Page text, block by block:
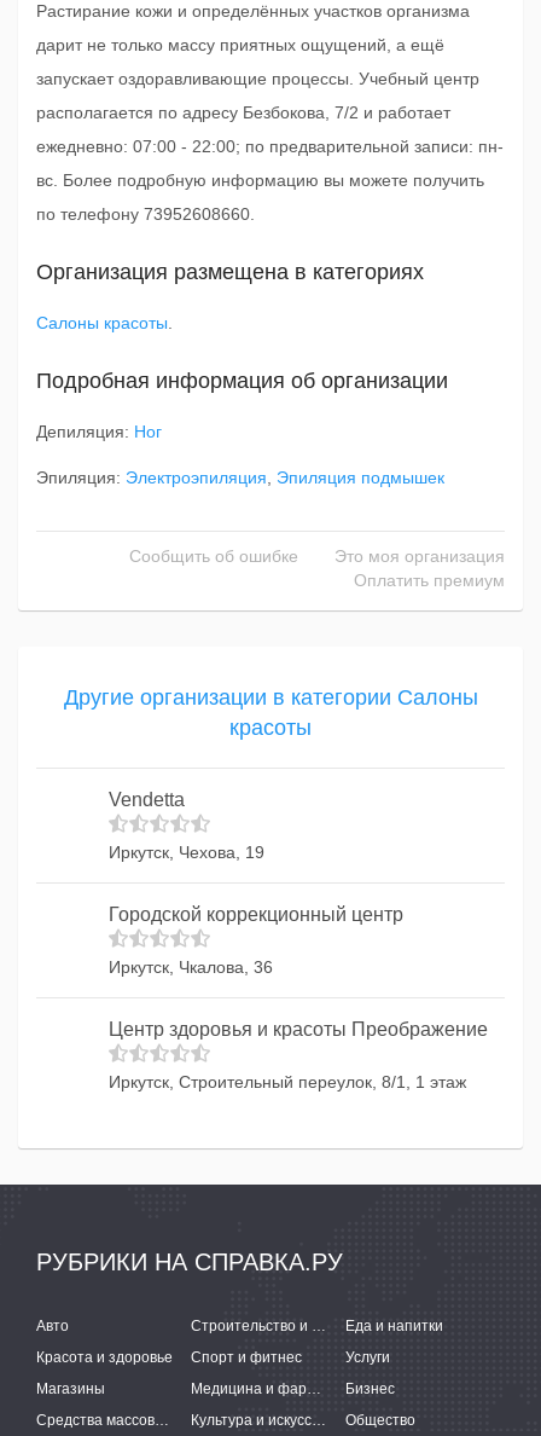
Растирание кожи и определённых участков организма
дарит не только массу приятных ощущений, а ещё
запускает оздоравливающие процессы. Учебный центр
располагается по адресу Безбокова, 7/2 и работает
ежедневно: 07:00 - 22:00; по предварительной записи: пн-
вс. Более подробную информацию вы можете получить
по телефону 73952608660.
Организация размещена в категориях
Салоны красоты
Подробная информация об организации
Депиляция: Ног
Эпиляция: Электроэпиляция Эпиляция подмышек
Сообщить об ошибке
Это моя организация
Оплатить премиум
Другие организации в категории Салоны
красоты
Vendetta
Иркутск, Чехова, 19
Городской коррекционный центр
Иркутск, Чкалова, 36
Центр здоровья и красоты Преображение
Иркутск, Строительный переулок, 8/1, 1 этаж
РУБРИКИ НА СПРАВКА.РУ
Авто Строительство и ремонт
Еда и напитки
Красота и здоровье
Спорт и фитнес
Услуги
Магазины
Медицина и фармацевтика
Бизнес
Средства массовой информации
Культура и искусство Общество